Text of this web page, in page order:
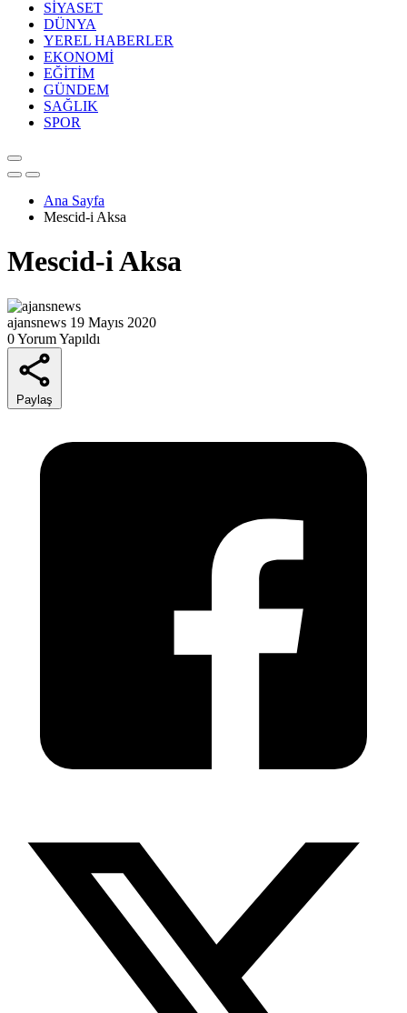
SİYASET
DÜNYA
YEREL HABERLER
EKONOMİ
EĞİTİM
GÜNDEM
SAĞLIK
SPOR
Ana Sayfa
Mescid-i Aksa
Mescid-i Aksa
ajansnews 19 Mayıs 2020
0 Yorum Yapıldı
Paylaş